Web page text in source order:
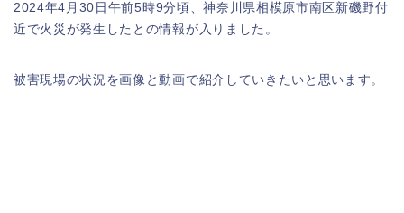
2024年4月30日午前5時9分頃、神奈川県相模原市南区新磯野付
近で火災が発生したとの情報が入りました。
被害現場の状況を画像と動画で紹介していきたいと思います。